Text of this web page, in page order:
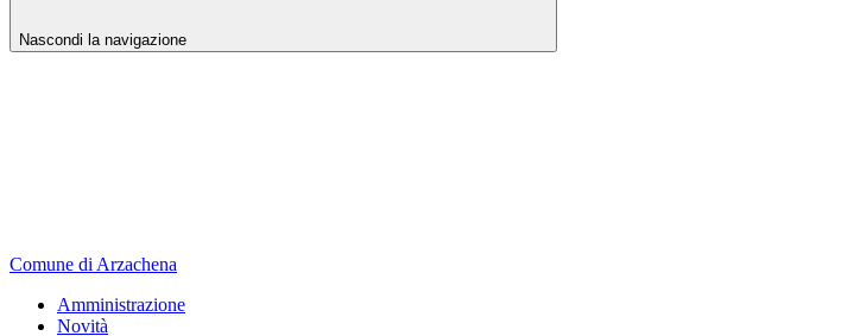
Nascondi la navigazione
Comune di Arzachena
Amministrazione
Novità